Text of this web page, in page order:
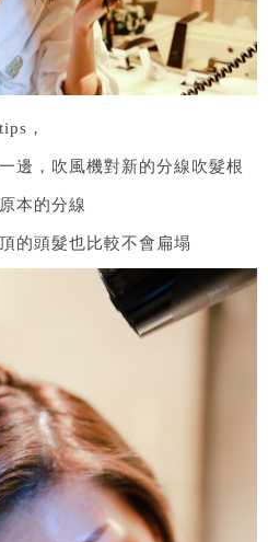
，
邊，吹風機對新的分線吹髮根
本的分線
的頭髮也比較不會扁塌